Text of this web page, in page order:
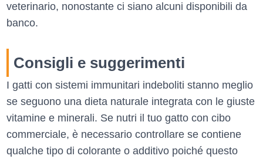
veterinario, nonostante ci siano alcuni disponibili da
banco.
Consigli e suggerimenti
I gatti con sistemi immunitari indeboliti stanno meglio
se seguono una dieta naturale integrata con le giuste
vitamine e minerali. Se nutri il tuo gatto con cibo
commerciale, è necessario controllare se contiene
qualche tipo di colorante o additivo poiché questo